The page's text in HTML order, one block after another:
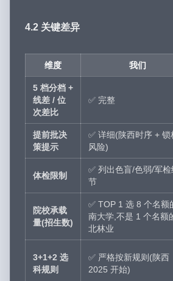
4.2 关键差异
维度 我们
5 档分档 +
线差 / 位
次差比
✅ 完整
提前批决
策提示
✅ 详细(陕西时序 + 锁
风险)
体检限制
✅ 列出色盲/色弱/军检
节
院校承载
量(招生数)
✅ TOP 1 选 8 个名额
南大学,不是 1 个名额
北林业
3+1+2 选
科规则
✅ 严格按新规则(陕西
2025 开始)